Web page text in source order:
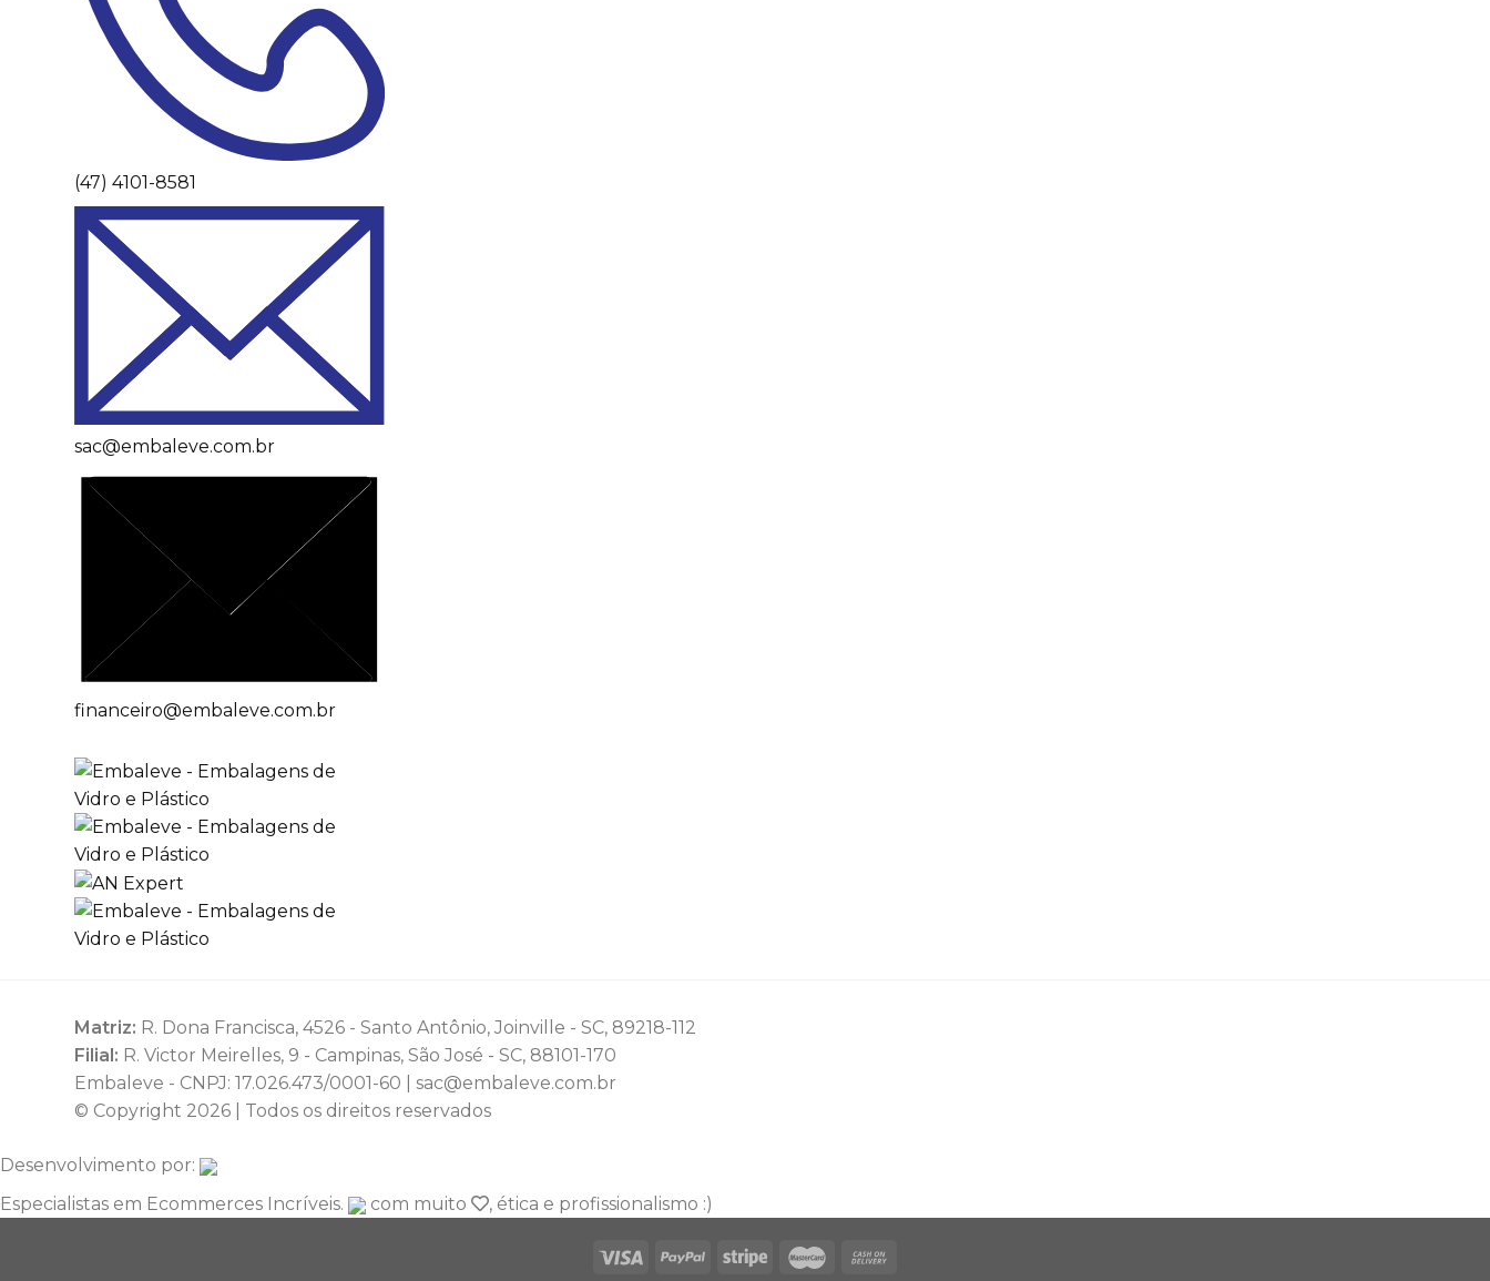
(47) 4101-8581
sac@embaleve.com.br
financeiro@embaleve.com.br
Matriz: R. Dona Francisca, 4526 - Santo Antônio, Joinville - SC, 89218-112
Filial: R. Victor Meirelles, 9 - Campinas, São José - SC, 88101-170
Embaleve - CNPJ: 17.026.473/0001-60 | sac@embaleve.com.br
© Copyright 2026 | Todos os direitos reservados
Desenvolvimento por:
Especialistas em Ecommerces Incríveis.
com muito , ética e profissionalismo :)